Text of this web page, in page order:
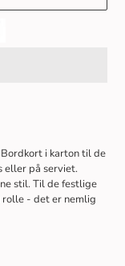
i karton til de
eller på serviet.
stil. Til de festlige
- det er nemlig